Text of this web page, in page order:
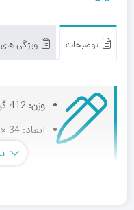
توضیحات ویژگی
وزن: 412 گرم
ابعاد: 34 × 106 × 296 میلی‌متر